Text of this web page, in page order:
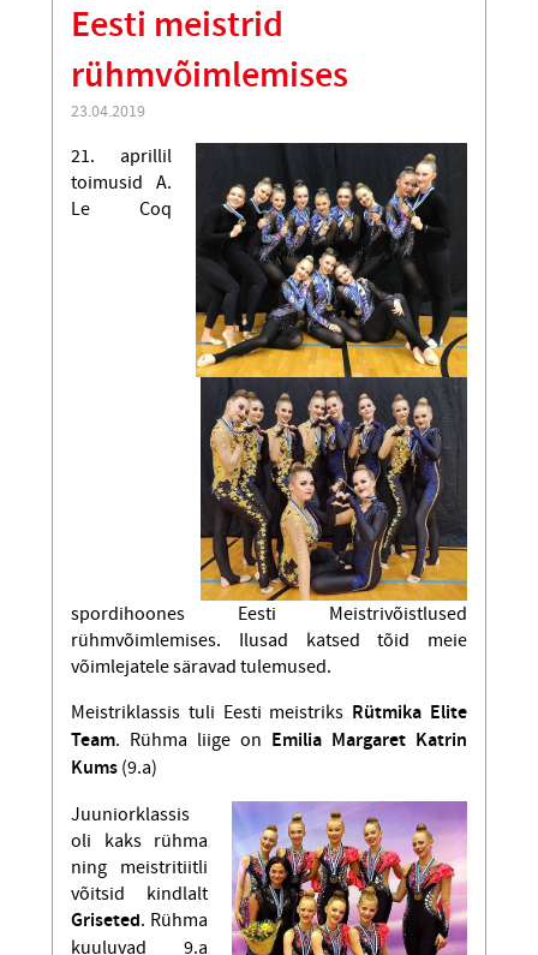
Eesti meistrid
rühmvõimlemises
23.04.2019
21. aprillil
toimusid A.
Le Coq
spordihoones Eesti Meistrivõistlused
rühmvõimlemises. Ilusad katsed tõid meie
võimlejatele säravad tulemused.
Meistriklassis tuli Eesti meistriks Rütmika Elite
Team. Rühma liige on Emilia Margaret Katrin
Kums (9.a)
Juuniorklassis
oli kaks rühma
ning meistritiitli
võitsid kindlalt
Griseted. Rühma
kuuluvad 9.a